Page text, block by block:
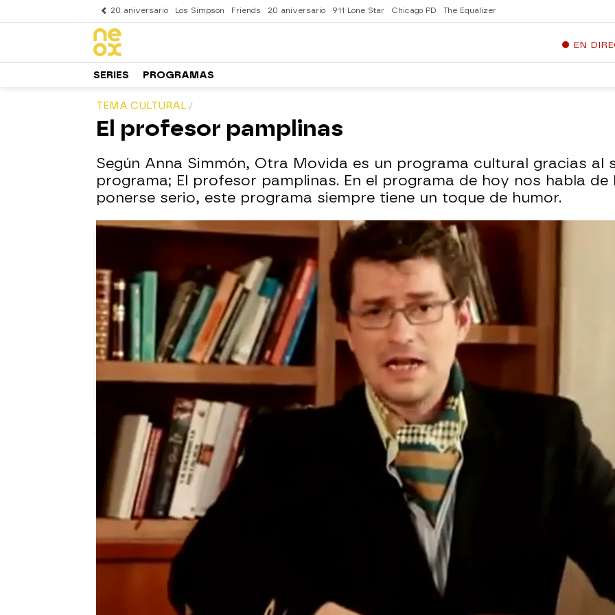
20 aniversario Los Simpson Friends 20 aniversario 911 Lone Star Chicago PD The Equalizer
EN
SERIES PROGRAMAS
TEMA CULTURAL
El profesor pamplinas
Según Anna Simmón, Otra Movida es un programa cultural gracias al
programa; El profesor pamplinas. En el programa de hoy nos habla
ponerse serio, este programa siempre tiene un toque de humor.
neox
Madrid
Publicado: 19 de agosto de 2011, 17:09
Otra Movida